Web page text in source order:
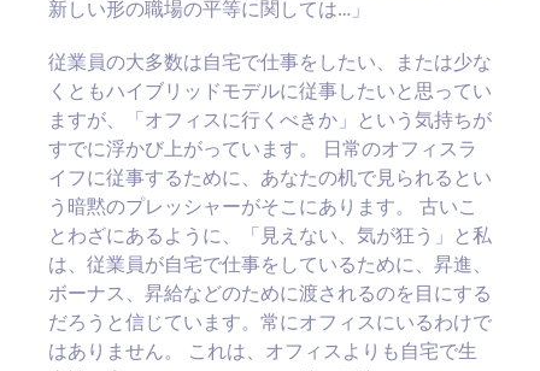
新しい形の職場の平等に関しては…」
従業員の大多数は自宅で仕事をしたい、または少な
くともハイブリッドモデルに従事したいと思ってい
ますが、「オフィスに行くべきか」という気持ちが
すでに浮かび上がっています。 日常のオフィスラ
イフに従事するために、あなたの机で見られるとい
う暗黙のプレッシャーがそこにあります。 古いこ
とわざにあるように、「見えない、気が狂う」と私
は、従業員が自宅で仕事をしているために、昇進、
ボーナス、昇給などのために渡されるのを目にする
だろうと信じています。常にオフィスにいるわけで
はありません。 これは、オフィスよりも自宅で生